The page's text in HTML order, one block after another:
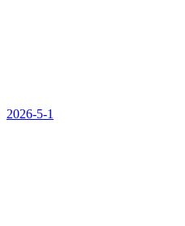
2026-5-1